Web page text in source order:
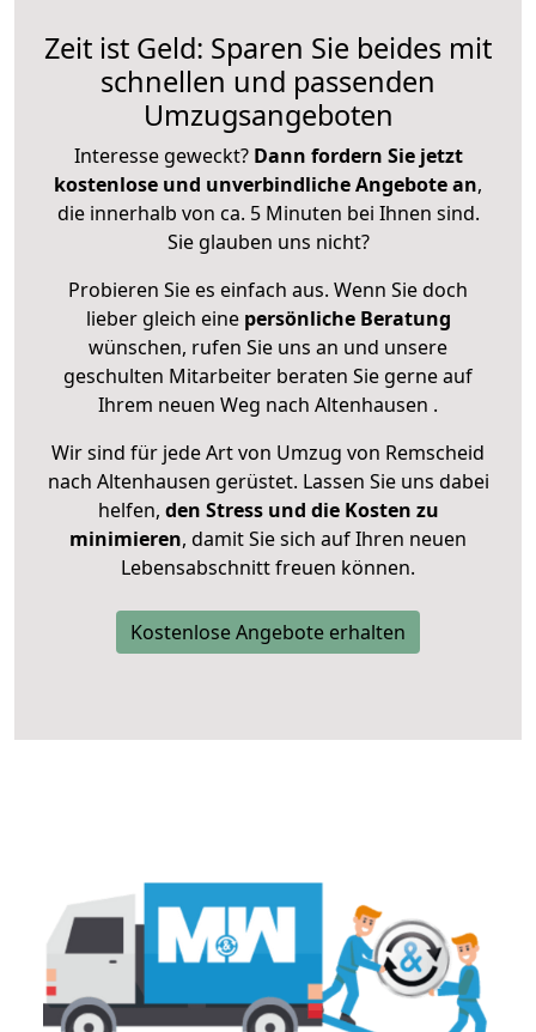
Zeit ist Geld: Sparen Sie beides mit
schnellen und passenden
Umzugsangeboten
Interesse geweckt? Dann fordern Sie jetzt
kostenlose und unverbindliche Angebote an,
die innerhalb von ca. 5 Minuten bei Ihnen sind.
Sie glauben uns nicht?
Probieren Sie es einfach aus. Wenn Sie doch
lieber gleich eine persönliche Beratung
wünschen, rufen Sie uns an und unsere
geschulten Mitarbeiter beraten Sie gerne auf
Ihrem neuen Weg nach Altenhausen .
Wir sind für jede Art von Umzug von Remscheid
nach Altenhausen gerüstet. Lassen Sie uns dabei
helfen, den Stress und die Kosten zu
minimieren, damit Sie sich auf Ihren neuen
Lebensabschnitt freuen können.
Kostenlose Angebote erhalten